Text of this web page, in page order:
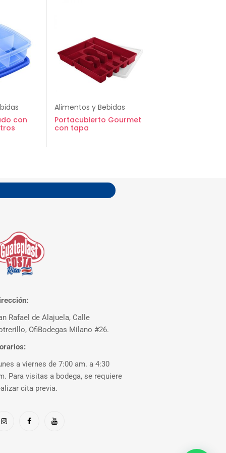
con
Alimentos y Bebidas
Portacubierto Gourmet
con tapa
Rafael de Alajuela, Calle
OfiBodegas Milano #26.
a viernes de 7:00 am. a 4:30
Para visitas a bodega, se requiere
cita previa.